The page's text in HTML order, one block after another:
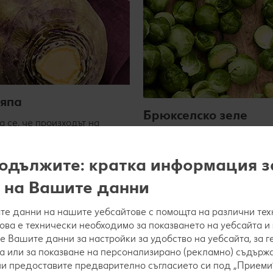
се, че произходът на
и храна за животни.
Брюкселско зеле
средиземноморските страни
Европа, където се е
любим зимен зеленчук. То е
Научи повече
кратка информация
на Вашите данни
данни на нашите уебсайтове с помощта на различни
е технически необходимо за показването на уебсайта
Вашите данни за настройки за удобство на уебсайта, за
или за показване на персонализирано (рекламно)
предоставите предварително съгласието си под